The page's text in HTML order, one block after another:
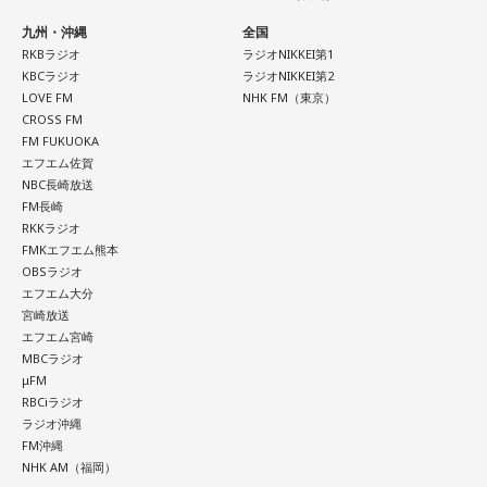
九州・沖縄
RKBラジオ
KBCラジオ
LOVE FM
CROSS FM
FM FUKUOKA
エフエム佐賀
NBC長崎放送
FM長崎
RKKラジオ
FMKエフエム熊本
OBSラジオ
エフエム大分
宮崎放送
エフエム宮崎
MBCラジオ
μFM
RBCiラジオ
ラジオ沖縄
FM沖縄
NHK AM（福岡）
全国
ラジオNIKKEI第1
ラジオNIKKEI第2
NHK FM（東京）